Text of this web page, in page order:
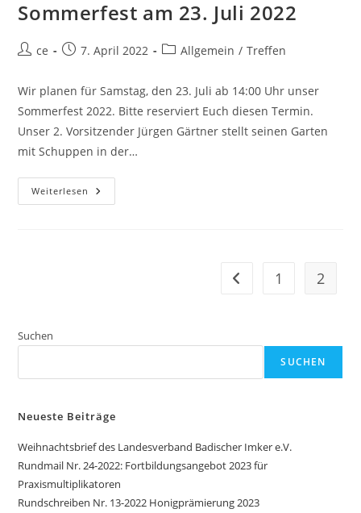
Sommerfest am 23. Juli 2022
Beitrags-
ce
Beitrag7. April 2022
Beitrags-
Allgemein / Treffen
Wir planen für Samstag, den 23. Juli ab 14:00 Uhr unser
Sommerfest 2022. Bitte reserviert Euch diesen Termin.
Unser 2. Vorsitzender Jürgen Gärtner stellt seinen Garten
mit Schuppen in der…
Weiterlesen Sommerfest
Am
Zur vorherigen Seite
1 2
Suchen
SUCHEN
Neueste Beiträge
Weihnachtsbrief des Landesverband Badischer Imker e.V.
Rundmail Nr. 24-2022: Fortbildungsangebot 2023 für
Praxismultiplikatoren
Rundschreiben Nr. 13-2022 Honigprämierung 2023